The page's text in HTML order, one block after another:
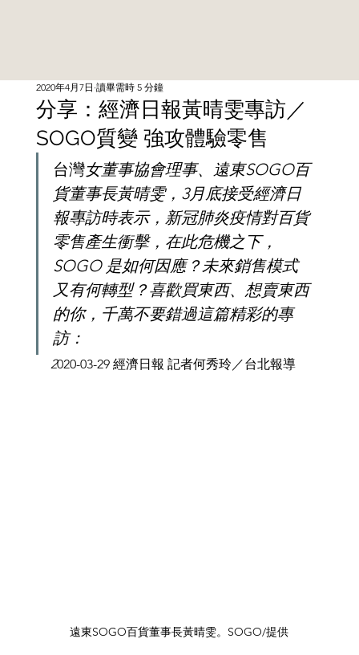
分享：經濟日報黃晴雯專訪／
SOGO質變 強攻體驗零售
2020年4月7日 讀畢需時 5 分鐘
台灣女董事協會理事、遠東SOGO百
貨董事長黃晴雯，3月底接受經濟日
報專訪時表示，新冠肺炎疫情對百貨
零售產生衝擊，在此危機之下，
SOGO 是如何因應？未來銷售模式
又有何轉型？喜歡買東西、想賣東西
的你，千萬不要錯過這篇精彩的專
訪：
2020-03-29 經濟日報 記者何秀玲／台北報導
遠東SOGO百貨董事長黃晴雯。SOGO/提供